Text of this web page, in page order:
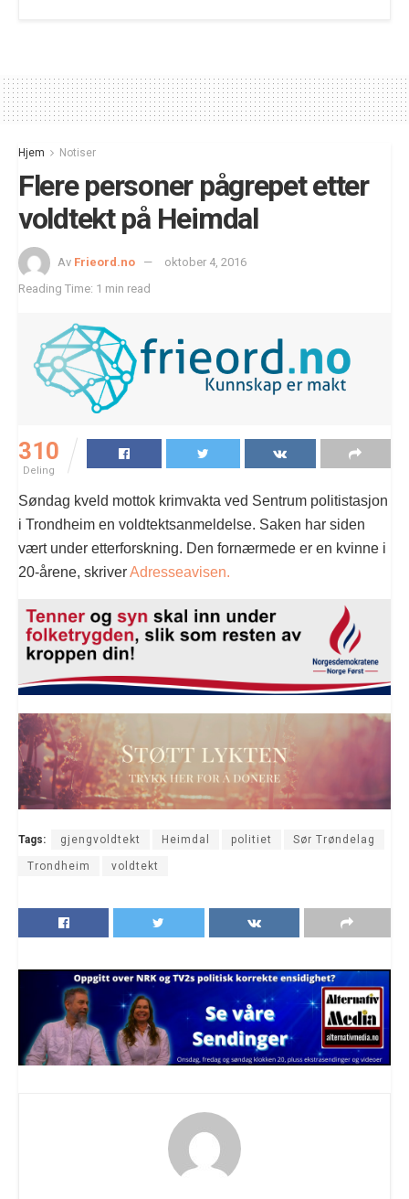
Hjem Notiser
Flere personer pågrepet etter
voldtekt på Heimdal
Av Frieord.no
oktober 4, 2016
Reading Time: 1 min read
310
Deling
Søndag kveld mottok krimvakta ved Sentrum politistasjon
i Trondheim en voldtektsanmeldelse. Saken har siden
vært under etterforskning. Den fornærmede er en kvinne i
20-årene, skriverAdresseavisen.
Tags: gjengvoldtekt Heimdal politiet Sør Trøndelag
Trondheim voldtekt